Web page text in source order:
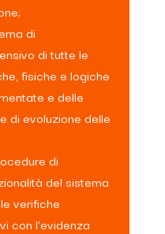
di
di tutte le
fisiche e logiche
e delle
di evoluzione delle
di
del sistema
verifiche
con l’evidenza